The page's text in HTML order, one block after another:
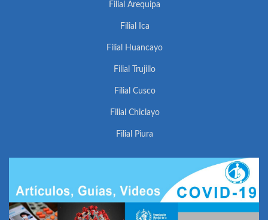
Filial Arequipa
Filial Ica
Filial Huancayo
Filial Trujillo
Filial Cusco
Filial Chiclayo
Filial Piura